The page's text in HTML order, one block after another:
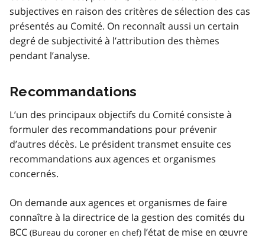
subjectives en raison des critères de sélection des cas
présentés au Comité. On reconnaît aussi un certain
degré de subjectivité à l’attribution des thèmes
pendant l’analyse.
Recommandations
L’un des principaux objectifs du Comité consiste à
formuler des recommandations pour prévenir
d’autres décès. Le président transmet ensuite ces
recommandations aux agences et organismes
concernés.
On demande aux agences et organismes de faire
connaître à la directrice de la gestion des comités du
BCC
l’état de mise en œuvre